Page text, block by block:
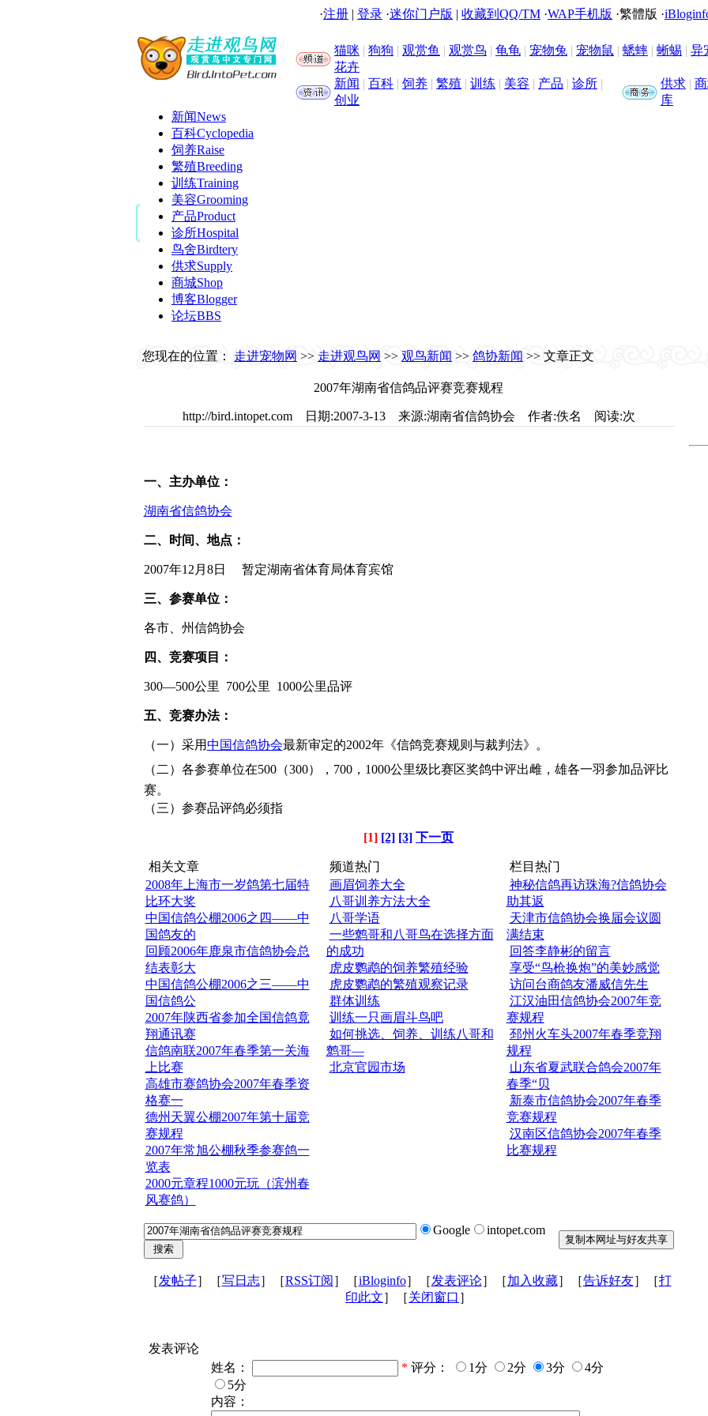
·注册 | 登录 ·迷你门户版 | 收藏到QQ/TM ·WAP手机版 ·繁體版 ·
猫咪 | 狗狗 | 观赏鱼 | 观赏鸟 | 龟龟 | 宠物兔 | 宠物鼠 | 蟋蟀 | 蜥蜴 | 异
花卉
新闻 | 百科 | 饲养 | 繁殖 | 训练 | 美容 | 产品 | 诊所 |
创业
供求 |
库
新闻News
百科Cyclopedia
饲养Raise
繁殖Breeding
训练Training
美容Grooming
产品Product
诊所Hospital
鸟舍Birdtery
供求Supply
商城Shop
博客Blogger
论坛BBS
您现在的位置： 走进宠物网 >> 走进观鸟网 >> 观鸟新闻 >> 鸽协新闻 >> 文章正文
2007年湖南省信鸽品评赛竞赛规程
http://bird.intopet.com 日期:2007-3-13 来源:湖南省信鸽协会 作者:佚名 阅读:次
一、主办单位：
湖南省信鸽协会
二、时间、地点：
2007年12月8日 暂定湖南省体育局体育宾馆
三、参赛单位：
各市、州信鸽协会
四、竞赛项目：
300—500公里 700公里 1000公里品评
五、竞赛办法：
（一）采用中国信鸽协会最新审定的2002年《信鸽竞赛规则与裁判法》。
（二）各参赛单位在500（300），700，1000公里级比赛区奖鸽中评出雌，雄各一羽参加品评比
赛。
（三）参赛品评鸽必须指
[1] [2] [3] 下一页
相关文章
2008年上海市一岁鸽第七届特
比环大奖
中国信鸽公棚2006之四——中
国鸽友的
回顾2006年鹿泉市信鸽协会总
结表彰大
中国信鸽公棚2006之三——中
国信鸽公
2007年陕西省参加全国信鸽竟
翔通讯赛
信鸽南联2007年春季第一关海
上比赛
高雄市赛鸽协会2007年春季资
格赛一
德州天翼公棚2007年第十届竞
赛规程
2007年常旭公棚秋季参赛鸽一
览表
2000元章程1000元玩（滨州春
风赛鸽）
频道热门
画眉饲养大全
八哥训养方法大全
八哥学语
一些鹩哥和八哥鸟在选择方面
的成功
虎皮鹦鹉的饲养繁殖经验
虎皮鹦鹉的繁殖观察记录
群体训练
训练一只画眉斗鸟吧
如何挑选、饲养、训练八哥和
鹩哥—
北京官园市场
栏目热门
神秘信鸽再访珠海?信鸽协会
助其返
天津市信鸽协会换届会议圆
满结束
回答李静彬的留言
享受“鸟枪换炮”的美妙感觉
访问台商鸽友潘威信先生
江汉油田信鸽协会2007年竞
赛规程
邳州火车头2007年春季竞翔
规程
山东省夏武联合鸽会2007年
春季“贝
新泰市信鸽协会2007年春季
竞赛规程
汉南区信鸽协会2007年春季
比赛规程
Google intopet.com
［发帖子］［写日志］［RSS订阅 ］［iBloginfo］［发表评论］［加入收藏］［告诉好友］［打
印此文］［关闭窗口 ］
发表评论
姓名：
* 评分： 1分 2分 3分
4分
5分
内容：